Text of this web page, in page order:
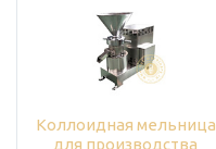
Коллоидная мельница
для производства